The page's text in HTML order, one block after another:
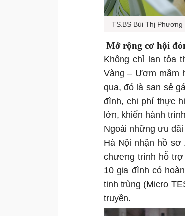
TS.BS Bùi Thị
Mở rộng cơ hội
Không chỉ lan tỏa
Vàng – Ươm mầm
qua, đó là san sẻ
đình, chi phí thực
lớn, khiến hành
Ngoài những ưu đãi
Hà Nội nhận hồ sơ
chương trình hỗ trợ
10 gia đình có
tinh trùng (Micro
truyền.